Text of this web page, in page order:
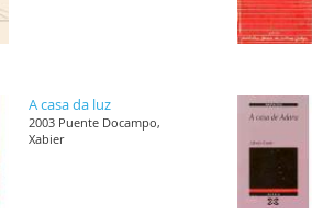
A casa da luz
2003 Puente Docampo,
Xabier